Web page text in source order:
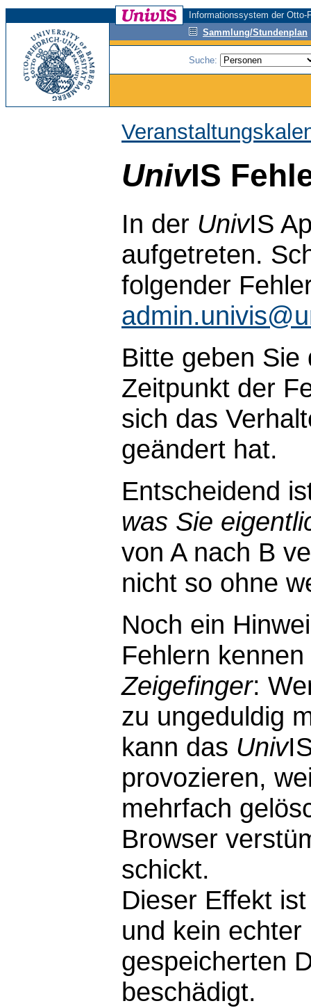
Informationssystem der
Sammlung/Stundenplan
Suche:
UnivIS
In der UnivIS
aufgetreten.
folgender
Bitte geben
Zeitpunkt der
sich das
geändert hat.
Entscheidend
was Sie
von A nach B
nicht so ohne
Noch ein
Fehlern
Zeigefinger:
zu ungeduldig
kann das Univ
provozieren,
mehrfach
Browser
schickt.
Dieser Effekt
und kein
gespeicherten
beschädigt.